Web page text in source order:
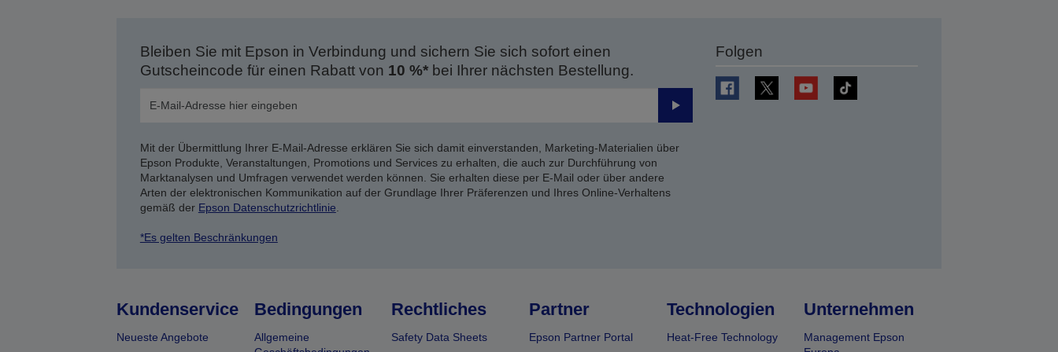
Bleiben Sie mit Epson in Verbindung und sichern Sie sich sofort einen
Gutscheincode für einen Rabatt von 10 %*bei Ihrer nächsten Bestellung.
Senden
Mit der Übermittlung Ihrer E-Mail-Adresse erklären Sie sich damit einverstanden, Marketing-Materialien über
Epson Produkte, Veranstaltungen, Promotions und Services zu erhalten, die auch zur Durchführung von
Marktanalysen und Umfragen verwendet werden können. Sie erhalten diese per E-Mail oder über andere
Arten der elektronischen Kommunikation auf der Grundlage Ihrer Präferenzen und Ihres Online-Verhaltens
gemäß der Epson Datenschutzrichtlinie.
*Es gelten Beschränkungen
Folgen
Kundenservice
Neueste Angebote
Bedingungen
Allgemeine
Rechtliches
Safety Data Sheets
Partner
Epson Partner Portal
Technologien
Heat-Free Technology
Unternehmen
Management Epson